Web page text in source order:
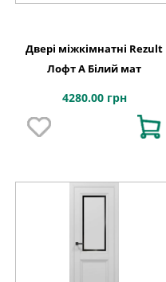
Двері міжкімнатні Rezult
Лофт А Білий мат
4280.00 грн